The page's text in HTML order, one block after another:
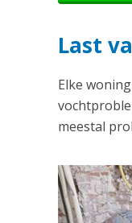
Last
Elke
meestal